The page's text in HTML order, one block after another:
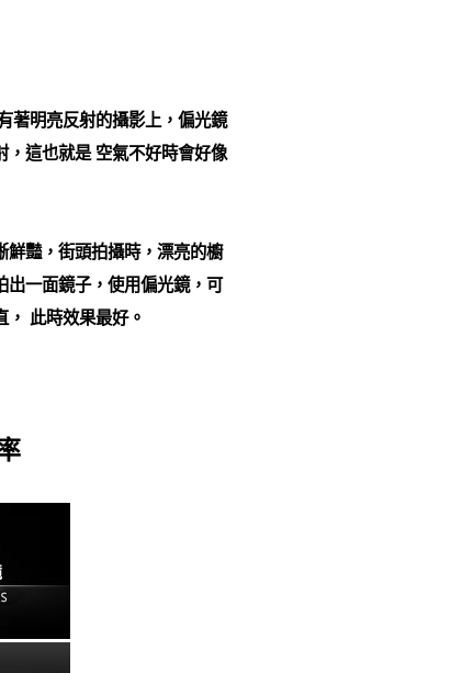
著明亮反射的攝影上，偏光鏡
，這也就是 空氣不好時會好像
鮮豔，街頭拍攝時，漂亮的櫥
出一面鏡子，使用偏光鏡，可
此時效果最好。